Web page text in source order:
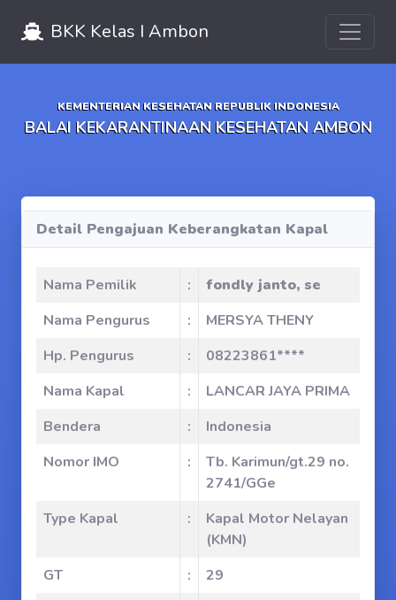
BKK Kelas I Ambon
KEMENTERIAN KESEHATAN REPUBLIK INDONESIA
BALAI KEKARANTINAAN KESEHATAN AMBON
Detail Pengajuan Keberangkatan Kapal
Nama Pemilik :
fondly janto, se
Nama Pengurus
:
MERSYA THENY
Hp. Pengurus
:
08223861****
Nama Kapal
:
LANCAR JAYA PRIMA
Bendera
:
Indonesia
Nomor IMO
:
Tb. Karimun/gt.29 no.
2741/GGe
Type Kapal
:
Kapal Motor Nelayan
(KMN)
GT
:
29